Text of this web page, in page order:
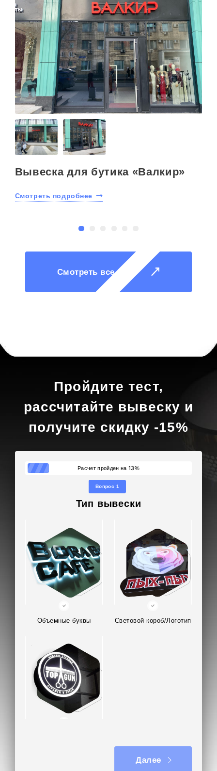
Вывеска для бутика «Валкир»
Смотреть подробнее
Смотреть все
Пройдите тест,
рассчитайте вывеску и
получите скидку -15%
Расчет пройден на 13%
Вопрос 1
Тип вывески
Объемные буквы Световой короб/Логотип
Далее